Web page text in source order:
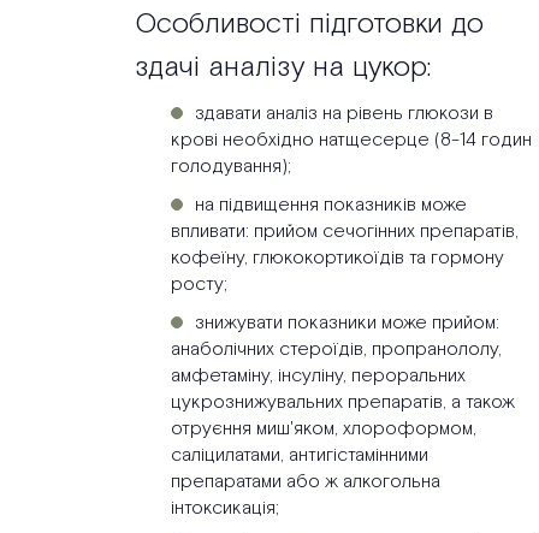
Особливості підготовки до
здачі аналізу на цукор:
здавати аналіз на рівень глюкози в
крові необхідно натщесерце (8-14 годин
голодування);
на підвищення показників може
впливати: прийом сечогінних препаратів,
кофеїну, глюкокортикоїдів та гормону
росту;
знижувати показники може прийом:
анаболічних стероїдів, пропранололу,
амфетаміну, інсуліну, пероральних
цукрознижувальних препаратів, а також
отруєння миш'яком, хлороформом,
саліцилатами, антигістамінними
препаратами або ж алкогольна
інтоксикація;